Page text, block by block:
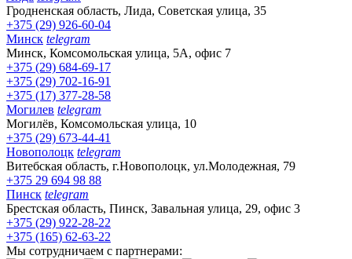
Гродненская область, Лида, Советская улица, 35
+375 (29) 926-60-04
Минск telegram
Минск, Комсомольская улица, 5А, офис 7
+375 (29) 684-69-17
+375 (29) 702-16-91
+375 (17) 377-28-58
Могилев telegram
Могилёв, Комсомольская улица, 10
+375 (29) 673-44-41
Новополоцк telegram
Витебская область, г.Новополоцк, ул.Молодежная, 79
+375 29 694 98 88
Пинск telegram
Брестская область, Пинск, Завальная улица, 29, офис 3
+375 (29) 922-28-22
+375 (165) 62-63-22
Мы сотрудничаем с партнерами: